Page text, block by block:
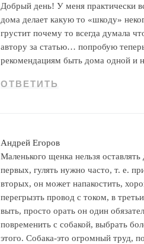
Добрый день! У меня практически
дома делает какую то «шкоду»
грустит почему то всегда думала
автору за статью… попробую
рекомендациям быть дома одной и
ОТВЕТИТЬ
Андрей Егоров
Маленького щенка нельзя
первых, гулять нужно часто, т. е.
вторых, он может напакостить,
перегрызть провод с током, в
выть, просто орать он один
повременить с собакой, выбрать
этого. Собака-это огромный труд,